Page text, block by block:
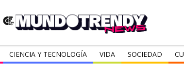
CIENCIA Y TECNOLOGÍA VIDA SOCIEDAD